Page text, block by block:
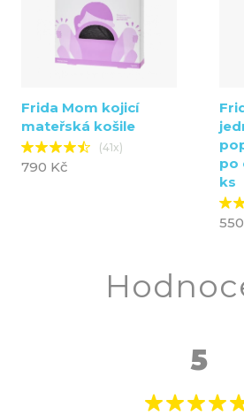
Frida Mom kojicí
mateřská košile
(41x)
790 Kč
po
ks
5